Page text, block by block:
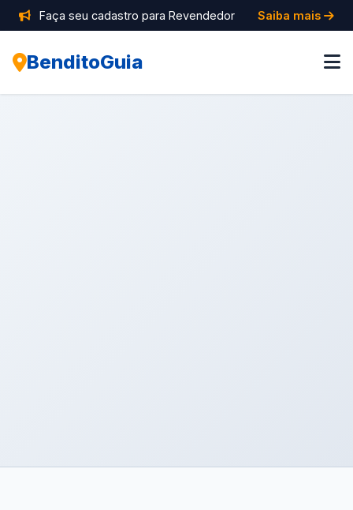
Faça seu cadastro para Revendedor Saiba mais
BenditoGuia